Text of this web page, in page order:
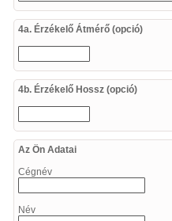
4a. Érzékelő Átmérő (opció)
4b. Érzékelő Hossz (opció)
Az Ön Adatai
Cégnév
Név